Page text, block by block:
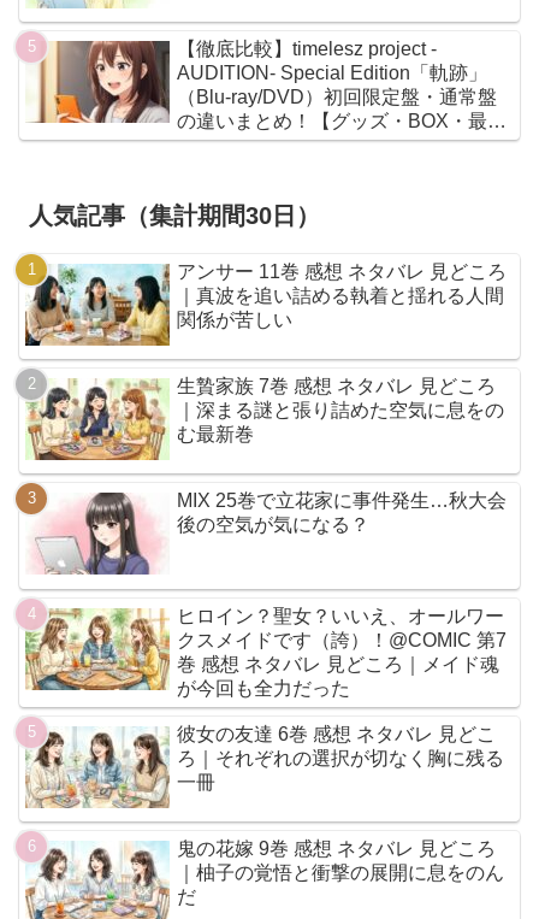
【徹底比較】timelesz project -
AUDITION- Special Edition「軌跡」
（Blu-ray/DVD）初回限定盤・通常盤
の違いまとめ！【グッズ・BOX・最安
値】
人気記事（集計期間30日）
アンサー 11巻 感想 ネタバレ 見どころ
｜真波を追い詰める執着と揺れる人間
関係が苦しい
生贄家族 7巻 感想 ネタバレ 見どころ
｜深まる謎と張り詰めた空気に息をの
む最新巻
MIX 25巻で立花家に事件発生…秋大会
後の空気が気になる？
ヒロイン？聖女？いいえ、オールワー
クスメイドです（誇）！@COMIC 第7
巻 感想 ネタバレ 見どころ｜メイド魂
が今回も全力だった
彼女の友達 6巻 感想 ネタバレ 見どこ
ろ｜それぞれの選択が切なく胸に残る
一冊
鬼の花嫁 9巻 感想 ネタバレ 見どころ
｜柚子の覚悟と衝撃の展開に息をのん
だ